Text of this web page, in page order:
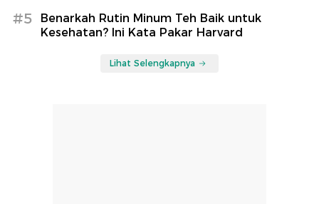
#5
Benarkah Rutin Minum Teh Baik untuk
Kesehatan? Ini Kata Pakar Harvard
Lihat Selengkapnya